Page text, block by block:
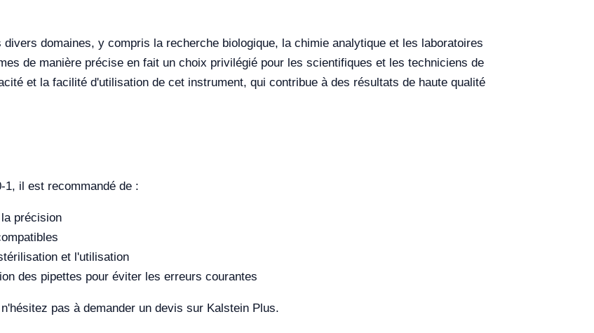
domaines, y compris la recherche biologique, la chimie analytique et les laboratoires
de manière précise en fait un choix privilégié pour les scientifiques et les techniciens de
et la facilité d'utilisation de cet instrument, qui contribue à des résultats de haute qualité
1, il est recommandé de :
précision
et l'utilisation
des pipettes pour éviter les erreurs courantes
pas à demander un devis sur Kalstein Plus.